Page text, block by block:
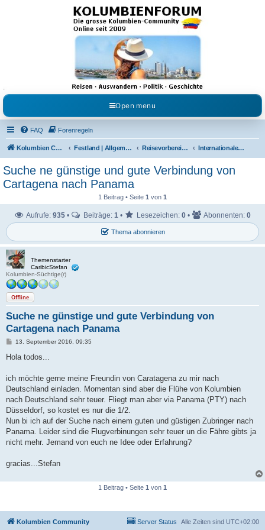
Kolumbienforum - Das
grosse Forum der
Freunde Kolumbiens
Reisen, Auswandern, Kultur, Politik, Geschichte und Visum in Kolumbien und Venezuela.
Austausch, Erfahrungen und Gemeinschaft im Kolumbienforum
Open menu
FAQ Forenregeln
Kolumbien Community Festland | Allgemeine Fragen Reisevorbereitungen & Reiseerfahrungen Internationale Flüge
Suche ne günstige und gute Verbindung von
Cartagena nach Panama
1 Beitrag • Seite 1 von 1
Thema abonnieren
Aufrufe: 935 • Beiträge: 1 • Lesezeichen: 0 • Abonnenten: 0
Themenstarter
CaribicStefan
Kolumbien-Süchtige(r)
Offline
Suche ne günstige und gute Verbindung von
Cartagena nach Panama
B
i
a
13. September 2016, 09:35
Hola todos...
ich möchte gerne meine Freundin von Caratagena zu mir nach
Deutschland einladen. Momentan sind aber die Flühe von Kolumbien
nach Deutschland sehr teuer. Fliegt man aber via Panama (PTY) nach
Düsseldorf, so kostet es nur die 1/2.
Nun bi ich auf der Suche nach einem guten und güstigen Zubringer nach
Panama. Leider sind die Flugverbinungen sehr teuer un die Fähre gibts ja
nicht mehr. Jemand von euch ne Idee oder Erfahrung?
gracias...Stefan
1 Beitrag • Seite 1 von 1
Kolumbien Community Alle Zeiten sind UTC+02:00
Server Status